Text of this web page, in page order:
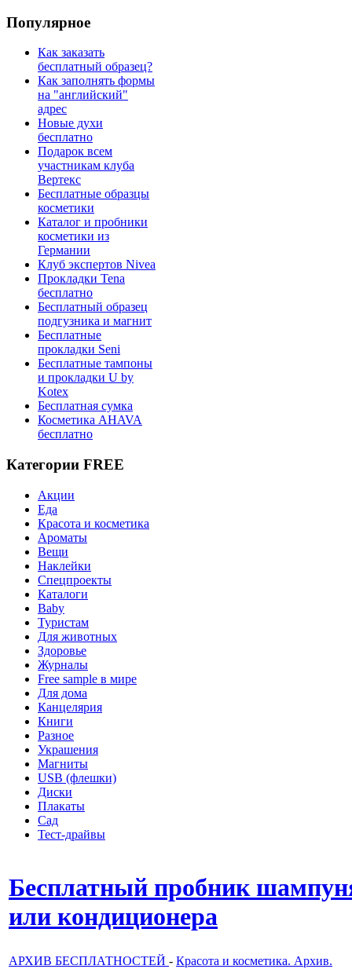
Популярное
Как заказать
бесплатный образец?
Как заполнять формы
на "английский"
адрес
Новые духи
бесплатно
Подарок всем
участникам клуба
Вертекс
Бесплатные образцы
косметики
Каталог и пробники
косметики из
Германии
Клуб экспертов Nivea
Прокладки Tena
бесплатно
Бесплатный образец
подгузника и магнит
Бесплатные
прокладки Seni
Бесплатные тампоны
и прокладки U by
Kotex
Бесплатная сумка
Косметика AHAVA
бесплатно
Категории FREE
Акции
Еда
Красота и косметика
Ароматы
Вещи
Наклейки
Спецпроекты
Каталоги
Baby
Туристам
Для животных
Здоровье
Журналы
Free sample в мире
Для дома
Канцелярия
Книги
Разное
Украшения
Магниты
USB (флешки)
Диски
Плакаты
Сад
Тест-драйвы
Бесплатный пробник
или кондиционера
АРХИВ БЕСПЛАТНОСТЕЙ - Красота и косметика. Архив.